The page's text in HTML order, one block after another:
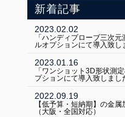
新着記事
2023.02.02
「ハンディプローブ三次
ルオプションにて導入致し
2023.01.16
「ワンショット3D形状測
プションにて導入致しまし
2022.09.19
【低予算・短納期】の金
（大阪・全国対応）